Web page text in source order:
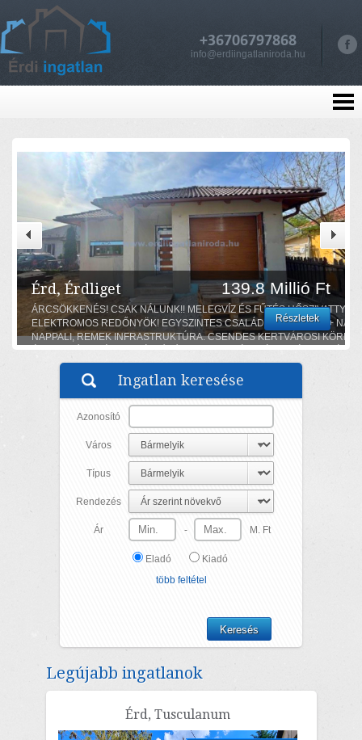
+36706797868
info@erdiingatlaniroda.hu
Érd, Érdliget
ÁRCSÖKKENÉS! CSAK NÁLUNK!! MELEGVÍZ ÉS FŰTÉS
ELEKTROMOS REDŐNYÖK! EGYSZINTES CSALÁDIHÁZ! 3 HÁLÓ +
NAPPALI, REMEK INFRASTRUKTÚRA. CSENDES KERTVÁROSI
ÉRD-ALSÓ VASÚTI MEGÁLLÓTÓL 10 PERC SÉTA TÁVOLSÁGBAN! ÉRD-
területén, 558 m2-es különálló telken, egyszintes ...
139.8 Millió Ft
Részletek
Ingatlan keresése
Azonosító
Város
Típus
Rendezés
Ár - M. Ft
Eladó
Kiadó
több feltétel
Legújabb ingatlanok
Érd, Tusculanum